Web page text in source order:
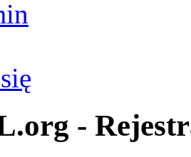
-